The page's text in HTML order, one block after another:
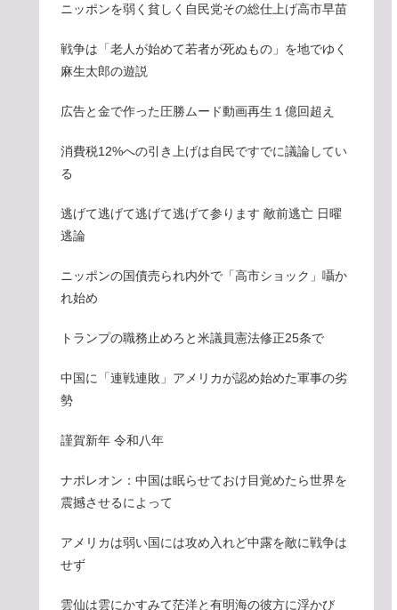
ニッポンを弱く貧しく自民党その総仕上げ高市早苗
戦争は「老人が始めて若者が死ぬもの」を地でゆく
麻生太郎の遊説
広告と金で作った圧勝ムード動画再生１億回超え
消費税12%への引き上げは自民ですでに議論してい
る
逃げて逃げて逃げて逃げて参ります 敵前逃亡 日曜
逃論
ニッポンの国債売られ内外で「高市ショック」囁か
れ始め
トランプの職務止めろと米議員憲法修正25条で
中国に「連戦連敗」アメリカが認め始めた軍事の劣
勢
謹賀新年 令和八年
ナポレオン：中国は眠らせておけ目覚めたら世界を
震撼させるによって
アメリカは弱い国には攻め入れど中露を敵に戦争は
せず
雲仙は雲にかすみて茫洋と有明海の彼方に浮かび